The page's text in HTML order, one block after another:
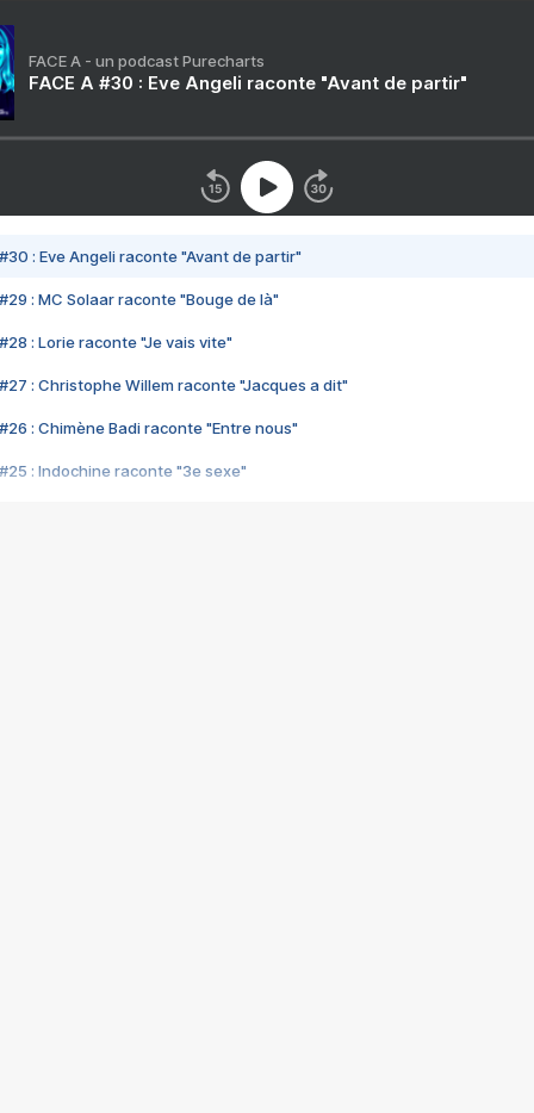
FACE A - un podcast Purecharts
FACE A #30 : Eve Angeli raconte "Avant de partir"
#30 : Eve Angeli raconte "Avant de partir"
#29 : MC Solaar raconte "Bouge de là"
#28 : Lorie raconte "Je vais vite"
#27 : Christophe Willem raconte "Jacques a dit"
#26 : Chimène Badi raconte "Entre nous"
#25 : Indochine raconte "3e sexe"